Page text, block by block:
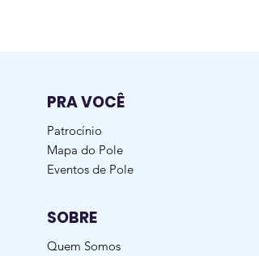
PRA VOCÊ
Patrocínio
Mapa do Pole
Eventos de Pole
SOBRE
Quem Somos